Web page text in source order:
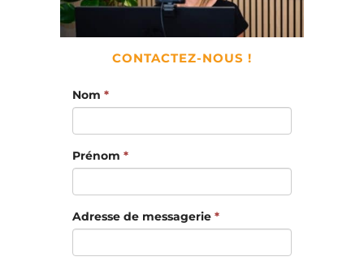
CONTACTEZ-NOUS !
Nom *
Prénom *
Adresse de messagerie *